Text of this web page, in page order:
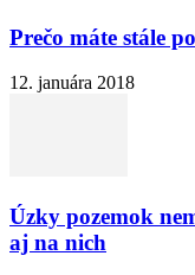
Prečo máte stále
12. januára 2018
Úzky pozemok
aj na nich